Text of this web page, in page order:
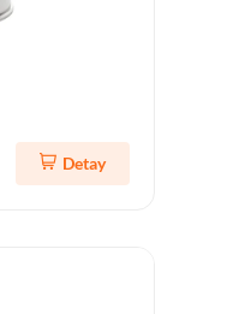
Detay